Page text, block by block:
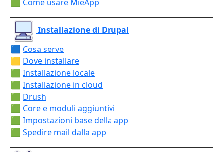
🟩 Come usare MieApp
Installazione di Drupal
🟦 Cosa serve
🟨 Dove installare
🟩 Installazione locale
🟩 Installazione in cloud
🟩 Drush
🟩 Core e moduli aggiuntivi
🟩 Impostazioni base della app
🟩 Spedire mail dalla app